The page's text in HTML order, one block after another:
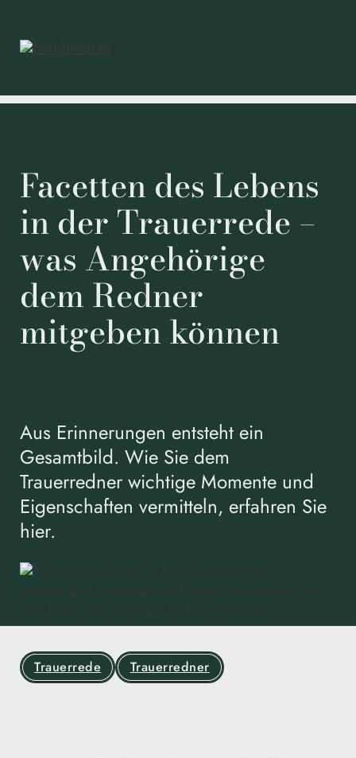
Facetten des Lebens
in der Trauerrede –
was Angehörige
dem Redner
mitgeben können
Aus Erinnerungen entsteht ein
Gesamtbild. Wie Sie dem
Trauerredner wichtige Momente und
Eigenschaften vermitteln, erfahren Sie
hier.
Trauerrede Trauerredner